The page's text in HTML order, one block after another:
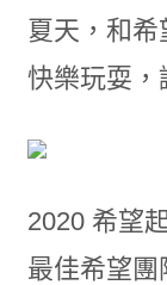
夏天，和
快樂玩耍，
2020 希望
最佳希望